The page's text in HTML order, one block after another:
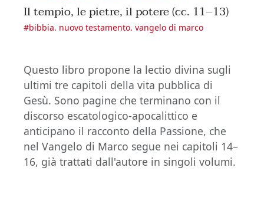
Il tempio, le pietre, il potere (cc. 11–13)
#bibbia. nuovo testamento. vangelo di marco
Questo libro propone la lectio divina sugli
ultimi tre capitoli della vita pubblica di
Gesù. Sono pagine che terminano con il
discorso escatologico-apocalittico e
anticipano il racconto della Passione, che
nel Vangelo di Marco segue nei capitoli 14–
16, già trattati dall'autore in singoli volumi.